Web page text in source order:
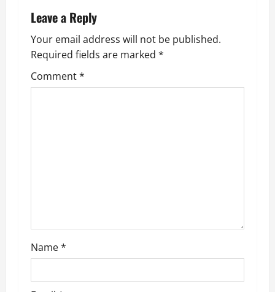
a
v
i
g
Leave a Reply
Your email address will not be published.
Required fields are marked *
Comment*
Name*